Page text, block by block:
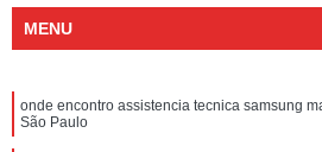
MENU
onde encontro assistencia tecnica samsung
São Paulo